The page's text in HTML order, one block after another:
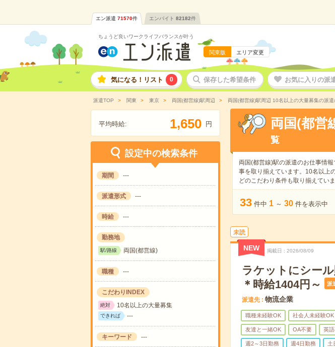
エン派遣 71570件 エンバイト 82182件
ちょうど良いワークライフバランスが叶う
関東版 エリア変更
気になる！リスト 0 保存した希望条件 お気に入りの派
派遣TOP 関東 東京 両国(都営線)駅周辺 両国(都営線)駅周辺 10名以上の大量募集の派遣
平均時給: 1,650 円
設定中の検索条件
期間 ---
派遣形式 ---
時給 ---
勤務地
駅/路線 両国(都営線)
職種 ---
こだわりINDEX
絶対 10名以上の大量募集
できれば ---
キーワード ---
両国(都営
覧
両国(都営線)駅の派遣のお仕事情報
事を取り揃えています。10名以上
どのこだわり条件も取り揃えていま
33 件中 1 ～ 30 件を表示中
未読
NEW 掲載日 2026/08/09
ラケットにシー
＊時給1404円～
派
派遣先 物流企業
職種未経験OK 社会人未経験OK
友達と一緒OK OA不要 英
週2～3日勤務 週4日勤務 土